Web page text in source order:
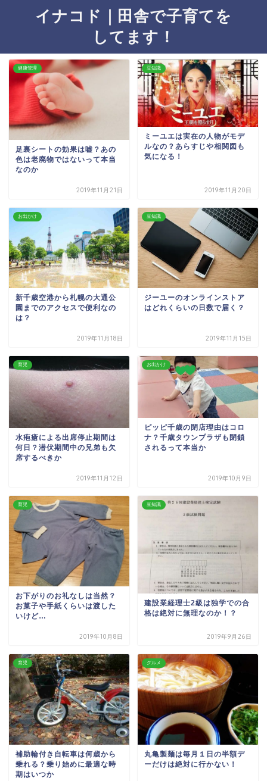
イナコド｜田舎で子育てを
してます！
健康管理
足裏シートの効果は嘘？あの
色は老廃物ではないって本当
なのか
2019年11月21日
豆知識
ミーユエは実在の人物がモデ
ルなの？あらすじや相関図も
気になる！
2019年11月20日
お出かけ
新千歳空港から札幌の大通公
園までのアクセスで便利なの
は？
2019年11月18日
豆知識
ジーユーのオンラインストア
はどれくらいの日数で届く？
2019年11月15日
育児
水疱瘡による出席停止期間は
何日？潜伏期間中の兄弟も欠
席するべきか
2019年11月12日
お出かけ
ピッピ千歳の閉店理由はコロ
ナ？千歳タウンプラザも閉鎖
されるって本当か
2019年10月9日
育児
お下がりのお礼なしは当然？
お菓子や手紙くらいは渡した
いけど…
2019年10月8日
豆知識
建設業経理士2級は独学での合
格は絶対に無理なのか！？
2019年9月26日
育児
補助輪付き自転車は何歳から
乗れる？乗り始めに最適な時
期はいつか
グルメ
丸亀製麺は毎月１日の半額デ
ーだけは絶対に行かない！